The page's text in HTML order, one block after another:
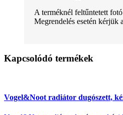
A terméknél feltűntetett
Megrendelés esetén kérjük
Kapcsolódó termékek
Vogel&Noot radiátor dugószett,